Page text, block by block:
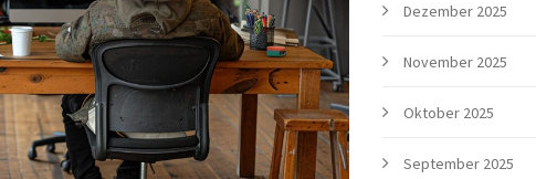
Dezember 2025
November 2025
Oktober 2025
September 2025